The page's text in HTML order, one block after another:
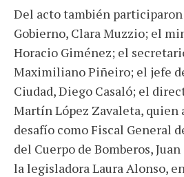
Del acto también
Gobierno, Clara Muzzio; el
Horacio Giménez; el
Maximiliano Piñeiro; el jefe
Ciudad, Diego Casaló; el
Martín López Zavaleta, quien
desafío como Fiscal General
del Cuerpo de Bomberos,
la legisladora Laura Alonso,